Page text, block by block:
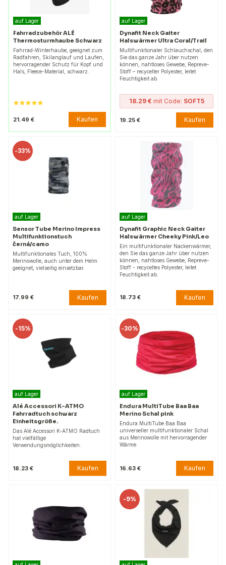
auf Lager
Fahrradzubehör ALÉ
Thermosturmhaube Schwarz
Fahrrad-Winterhaube, geeignet zum
Radfahren, Skilanglauf und Laufen,
hervorragender Schutz für Kopf und
Hals, Fleece-Material, schwarz.
21.49 € Kaufen
auf Lager
Dynafit Neck Gaiter
Halswärmer Ultra Coral/Trail
Multifunktionaler Schlauchschal, den
Sie das ganze Jahr über nutzen
können, nahtloses Gewebe, Repreve-
Stoff – recycelter Polyester, leitet
Feuchtigkeit ab.
18.29 € mit Code: SOFT5
19.25 € Kaufen
-33%
auf Lager
Sensor Tube Merino Impress
Multifunktionstuch
černá/camo
Multifunktionales Tuch, 100%
Merinowolle, auch unter dem Helm
geeignet, vielseitig einsetzbar.
17.99 € Kaufen
auf Lager
Dynafit Graphic Neck Gaiter
Halswärmer Cheeky Pink/Leo
Ein multifunktionaler Nackenwärmer,
den Sie das ganze Jahr über nutzen
können, nahtloses Gewebe, Repreve-
Stoff - recyceltes Polyester, leitet
Feuchtigkeit ab.
18.73 € Kaufen
-15%
auf Lager
Alé Accessori K-ATMO
Fahrradtuch schwarz
Einheitsgröße.
Das Alé Accessori K-ATMO Radtuch
hat vielfältige
Verwendungsmöglichkeiten.
18.23 € Kaufen
-30%
auf Lager
Endura MultiTube Baa Baa
Merino Schal pink
Endura MultiTube Baa Baa
universeller multifunktionaler Schal
aus Merinowolle mit hervorragender
Wärme.
16.63 € Kaufen
-9%